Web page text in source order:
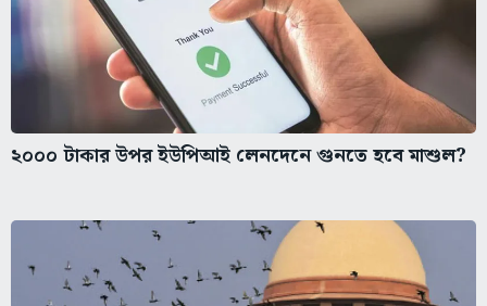
২০০০ টাকার উপর ইউপিআই লেনদেনে গুনতে হবে মাশুল?